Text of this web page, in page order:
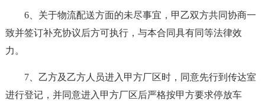
6、关于物流配送方面的未尽事宜，甲乙双方共同协商一
致并签订补充协议后方可执行，与本合同具有同等法律效
力。
7、乙方及乙方人员进入甲方厂区时，同意先行到传达室
进行登记，并同意进入甲方厂区后严格按甲方要求停放车